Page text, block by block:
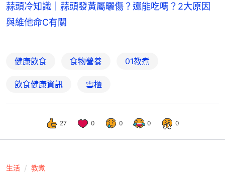
蒜頭冷知識｜蒜頭發黃屬曬傷？還能吃嗎？2大原因
與維他命C有關
健康飲食 食物營養 01教煮
飲食健康資訊 雪櫃
27 0 0 0 0
生活 教煮